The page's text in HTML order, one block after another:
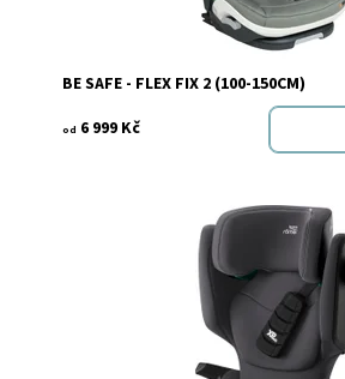
BE SAFE - FLEX FIX 2 (100-150CM)
od 6 999 Kč
Skladem